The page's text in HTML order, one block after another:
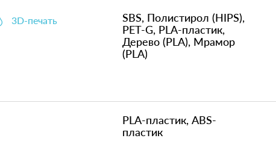
3D-печать
SBS, Полистирол (HIPS),
PET-G, PLA-пластик,
Дерево (PLA), Мрамор
(PLA)
PLA-пластик, ABS-
пластик